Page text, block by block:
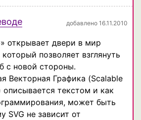
добавлено 16.11.2010
открывает двери в мир
позволяет взглянуть
с новой стороны.
Векторная Графика (Scalable
описывается текстом и как
может быть
SVG не зависит от